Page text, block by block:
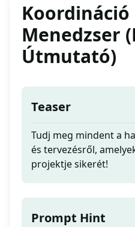
Koordináció
Menedzser
Útmutató)
Teaser
Tudj meg mindent a
és tervezésről,
projektje sikerét!
Prompt Hint